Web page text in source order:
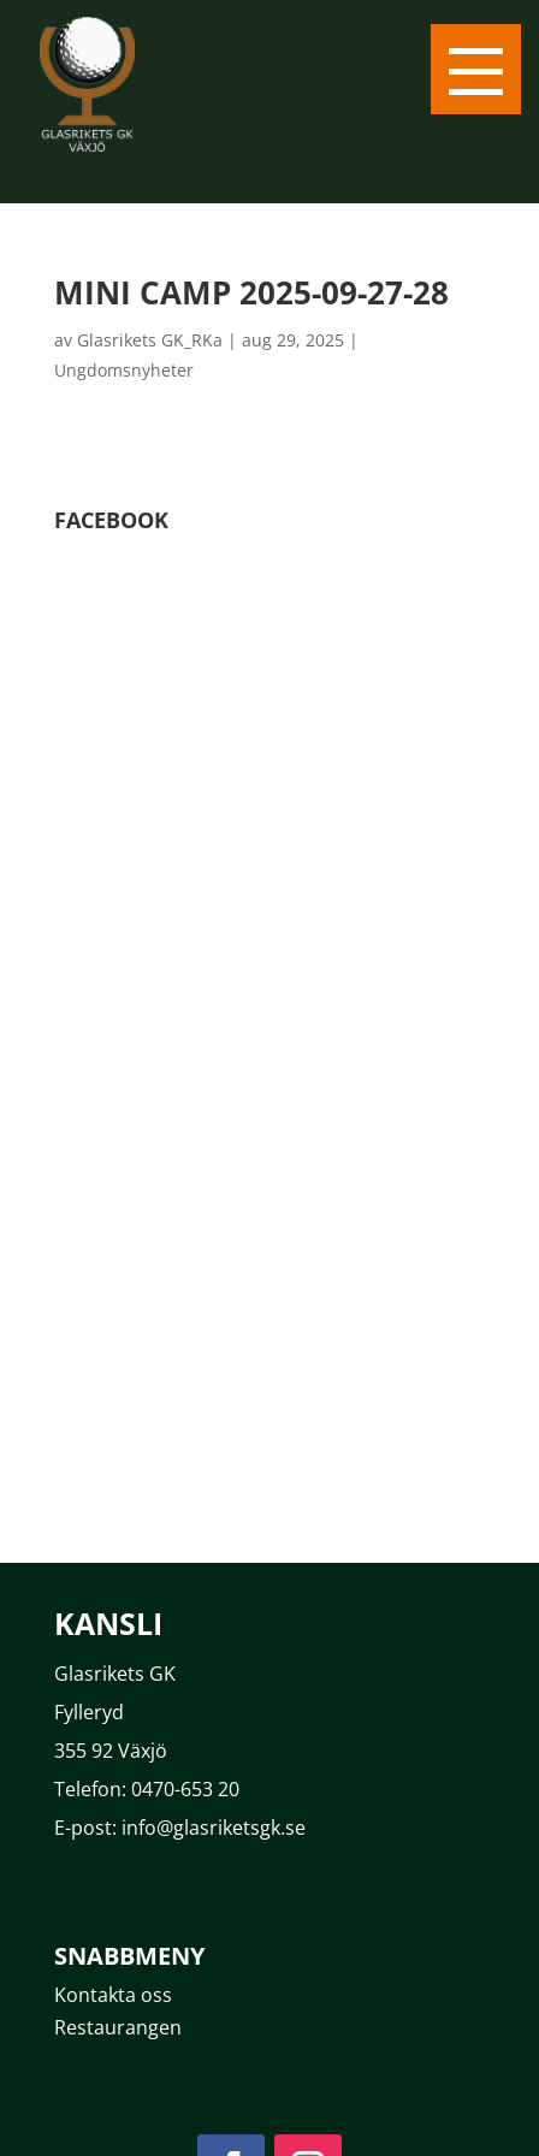
MINI CAMP 2025-09-27-28
av Glasrikets GK_RKa | aug 29, 2025|
Ungdomsnyheter
FACEBOOK
KANSLI
Glasrikets GK
Fylleryd
355 92 Växjö
Telefon: 0470-653 20
E-post: info@glasriketsgk.se
SNABBMENY
Kontakta oss
Restaurangen